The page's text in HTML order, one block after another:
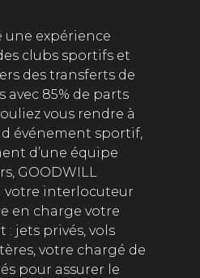
une expérience
clubs sportifs et
des transferts de
85% de parts
vous rendre à
événement sportif,
d’une équipe
GOODWILL
votre interlocuteur
en charge votre
jets privés, vols
votre chargé de
pour assurer le